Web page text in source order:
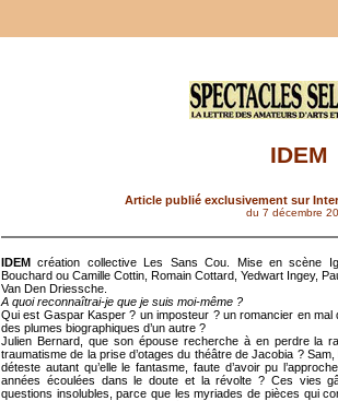
IDEM
Article publié exclusivement sur
du 7 décembre
IDEMcréation collective Les Sans Cou. Mise en scène
Bouchard ou Camille Cottin, Romain Cottard, Yedwart Ingey,
Van Den Driessche.
A quoi reconnaîtrai-je que je suis moi-même ?
Qui est Gaspar Kasper ? un imposteur ? un romancier en mal
des plumes biographiques d’un autre ?
Julien Bernard, que son épouse recherche à en perdre la
traumatisme de la prise d’otages du théâtre de Jacobia ?
déteste autant qu’elle le fantasme, faute d’avoir pu
années écoulées dans le doute et la révolte ? Ces vies
questions insolubles, parce que les myriades de pièces qui